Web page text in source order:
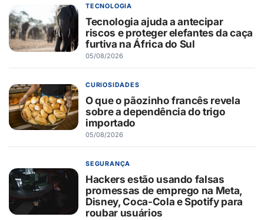
TECNOLOGIA
Tecnologia ajuda a antecipar
riscos e proteger elefantes da caça
furtiva na África do Sul
05/08/2026
CURIOSIDADES
O que o pãozinho francês revela
sobre a dependência do trigo
importado
05/08/2026
SEGURANÇA
Hackers estão usando falsas
promessas de emprego na Meta,
Disney, Coca-Cola e Spotify para
roubar usuários